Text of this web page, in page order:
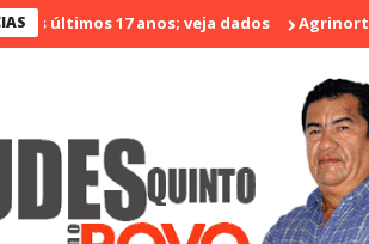
últimos 17 anos; veja dados Agrinort em